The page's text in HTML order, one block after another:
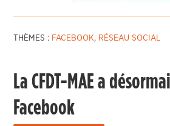
THÈMES : FACEBOOK, RÉSEAU SOCIAL
La CFDT-MAE a
Facebook